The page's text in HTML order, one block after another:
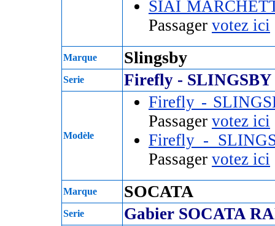
SIAI
Passager votez ici
Marque Slingsby
Serie Firefly - SLINGSBY
Modèle
Firefly -
Passager votez ici
Firefly -
Passager votez ici
Marque SOCATA
Serie Gabier SOCATA